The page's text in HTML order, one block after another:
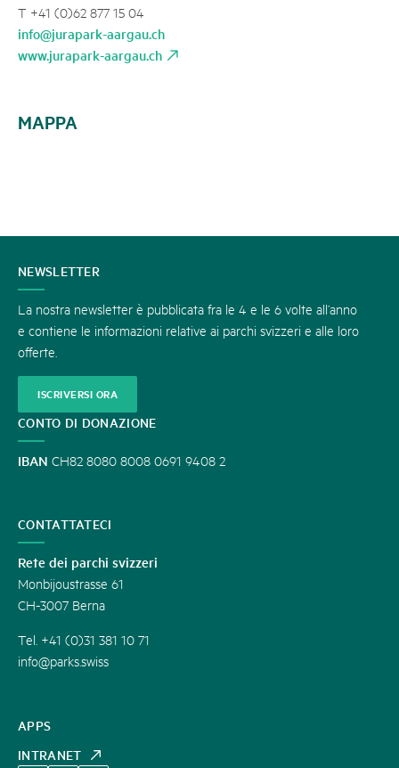
T +41 (0)62 877 15 04
info@jurapark-aargau.ch
www.jurapark-aargau.ch
MAPPA
CONTATTATECI
APPS
INTRANET
NEWSLETTER
La nostra newsletter è pubblicata fra le 4 e le 6 volte all’anno
e contiene le informazioni relative ai parchi svizzeri e alle loro
offerte.
ISCRIVERSI ORA
CONTO DI DONAZIONE
IBAN CH82 8080 8008 0691 9408 2
CONTATTATECI
Rete dei parchi svizzeri
Monbijoustrasse 61
CH-3007 Berna
Tel. +41 (0)31 381 10 71
info@parks.swiss